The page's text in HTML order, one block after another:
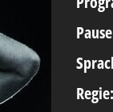
Regie: